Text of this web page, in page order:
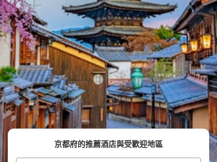
京都府的推薦酒店與受歡迎地區